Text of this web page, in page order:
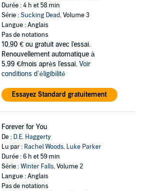
Durée : 4 h et 58 min
Série :Sucking Dead, Volume 3
Langue : Anglais
Pas de notations
10,90 € ou gratuit avec l'essai.
Renouvellement automatique à
5,99 €/mois après l'essai. Voir
conditions d'éligibilité
Essayez Standard gratuitement
Forever for You
De : D.E. Haggerty
Lu par : Rachel Woods, Luke Parker
Durée : 6 h et 59 min
Série :Winter Falls, Volume 2
Langue : Anglais
Pas de notations